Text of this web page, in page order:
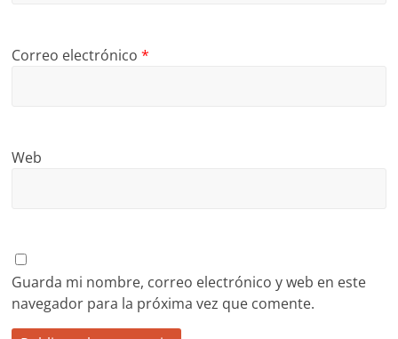
Correo electrónico*
Web
Guarda mi nombre, correo electrónico y web en este
navegador para la próxima vez que comente.